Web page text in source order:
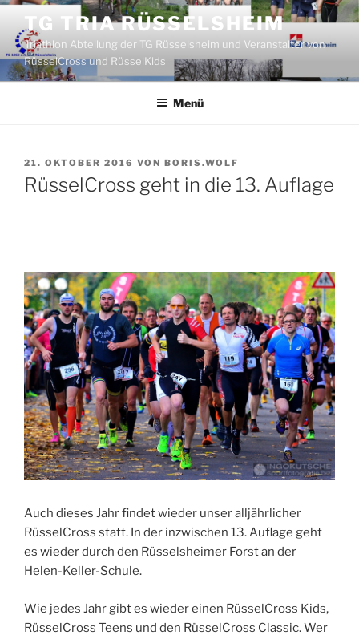
Zum
Inhalt
springen
TG TRIA RÜSSELSHEIM
Triathlon Abteilung der TG Rüsselsheim und Veranstalter von
RüsselCross und RüsselKids
Menü
VERÖFFENTLICHT
AM
21. OKTOBER 2016 VON BORIS.WOLF
RüsselCross geht in die 13. Auflage
Auch dieses Jahr findet wieder unser alljährlicher
RüsselCross statt. In der inzwischen 13. Auflage geht
es wieder durch den Rüsselsheimer Forst an der
Helen-Keller-Schule.
Wie jedes Jahr gibt es wieder einen RüsselCross Kids,
RüsselCross Teens und den RüsselCross Classic. Wer